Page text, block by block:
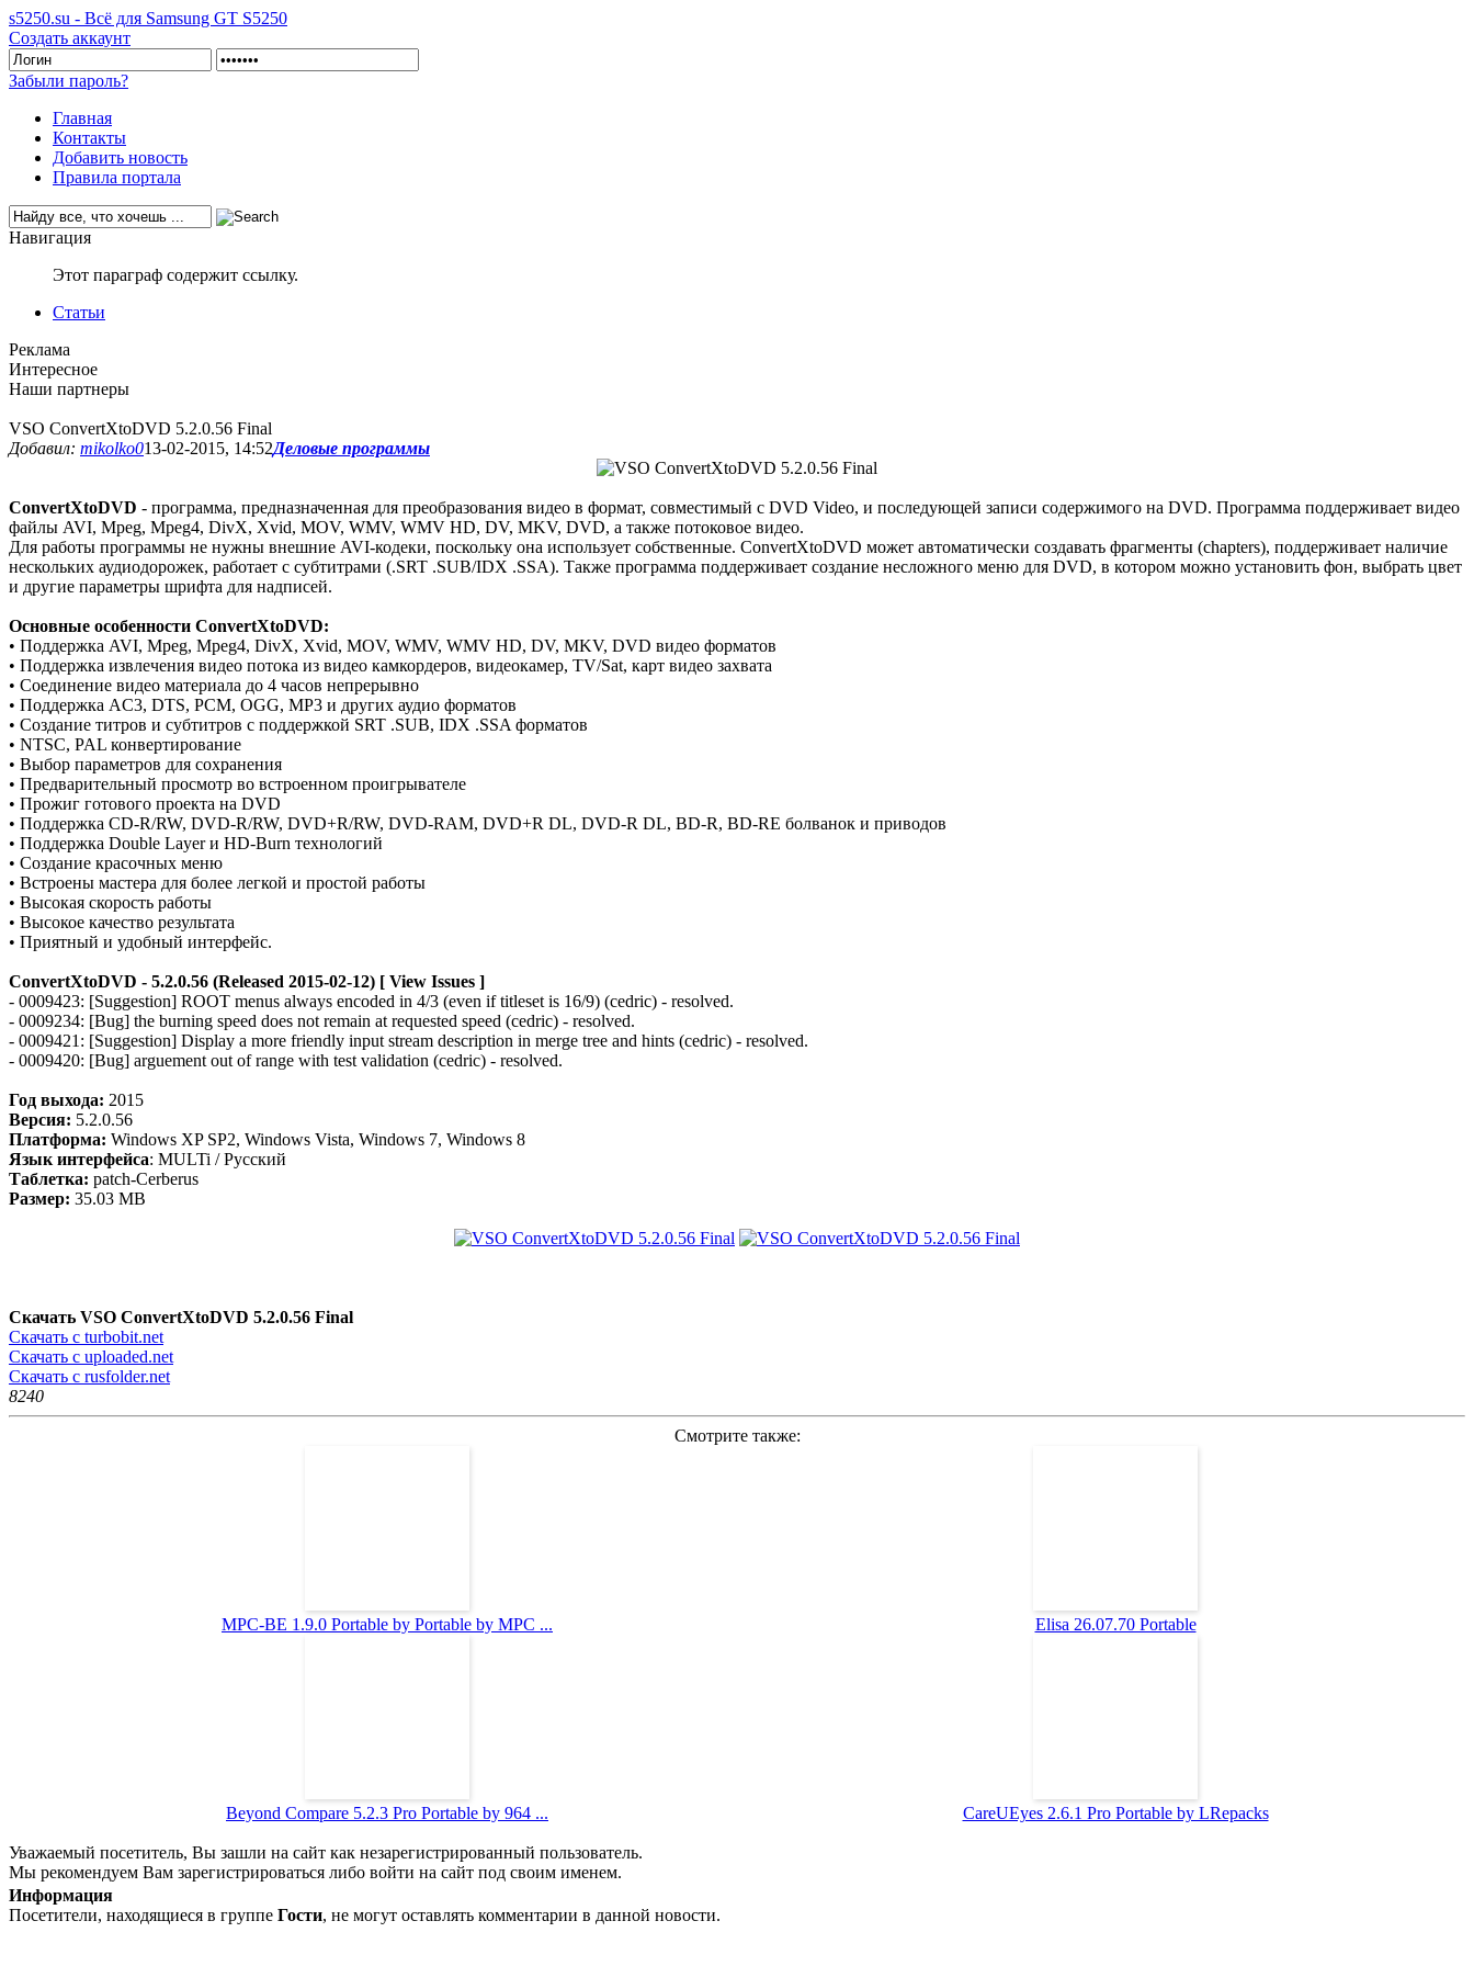
s5250.su - Всё для Samsung GT S5250
Создать аккаунт
Забыли пароль?
Главная
Контакты
Добавить новость
Правила портала
Навигация
Этот параграф содержит ссылку.
Статьи
Реклама
Интересное
Наши партнеры
VSO ConvertXtoDVD 5.2.0.56 Final
Добавил: mikolko013-02-2015, 14:52Деловые программы
ConvertXtoDVD - программа, предназначенная для преобразования видео в формат, совместимый с DVD Video, и последующей записи содержимого на DVD. Программа поддерживает видео
файлы AVI, Mpeg, Mpeg4, DivX, Xvid, MOV, WMV, WMV HD, DV, MKV, DVD, а также потоковое видео.
Для работы программы не нужны внешние AVI-кодеки, поскольку она использует собственные. ConvertXtoDVD может автоматически создавать фрагменты (chapters), поддерживает наличие
нескольких аудиодорожек, работает с субтитрами (.SRT .SUB/IDX .SSA). Также программа поддерживает создание несложного меню для DVD, в котором можно установить фон, выбрать цвет
и другие параметры шрифта для надписей.
Основные особенности ConvertXtoDVD:
• Поддержка AVI, Mpeg, Mpeg4, DivX, Xvid, MOV, WMV, WMV HD, DV, MKV, DVD видео форматов
• Поддержка извлечения видео потока из видео камкордеров, видеокамер, TV/Sat, карт видео захвата
• Соединение видео материала до 4 часов непрерывно
• Поддержка AC3, DTS, PCM, OGG, MP3 и других аудио форматов
• Создание титров и субтитров с поддержкой SRT .SUB, IDX .SSA форматов
• NTSC, PAL конвертирование
• Выбор параметров для сохранения
• Предварительный просмотр во встроенном проигрывателе
• Прожиг готового проекта на DVD
• Поддержка CD-R/RW, DVD-R/RW, DVD+R/RW, DVD-RAM, DVD+R DL, DVD-R DL, BD-R, BD-RE болванок и приводов
• Поддержка Double Layer и HD-Burn технологий
• Создание красочных меню
• Встроены мастера для более легкой и простой работы
• Высокая скорость работы
• Высокое качество результата
• Приятный и удобный интерфейс.
ConvertXtoDVD - 5.2.0.56 (Released 2015-02-12) [ View Issues ]
- 0009423: [Suggestion] ROOT menus always encoded in 4/3 (even if titleset is 16/9) (cedric) - resolved.
- 0009234: [Bug] the burning speed does not remain at requested speed (cedric) - resolved.
- 0009421: [Suggestion] Display a more friendly input stream description in merge tree and hints (cedric) - resolved.
- 0009420: [Bug] arguement out of range with test validation (cedric) - resolved.
Год выхода: 2015
Версия: 5.2.0.56
Платформа: Windows XP SP2, Windows Vista, Windows 7, Windows 8
Язык интерфейса: MULTi / Русский
Таблетка: patch-Cerberus
Размер: 35.03 MB
Скачать VSO ConvertXtoDVD 5.2.0.56 Final
Скачать с turbobit.net
Скачать с uploaded.net
Скачать с rusfolder.net
8240
Смотрите также:
MPC-BE 1.9.0 Portable by Portable by MPC ... Elisa 26.07.70 Portable
Beyond Compare 5.2.3 Pro Portable by 964 ... СareUEyes 2.6.1 Pro Portable by LRepacks
Уважаемый посетитель, Вы зашли на сайт как незарегистрированный пользователь.
Мы рекомендуем Вам зарегистрироваться либо войти на сайт под своим именем.
Информация
Посетители, находящиеся в группе Гости, не могут оставлять комментарии в данной новости.